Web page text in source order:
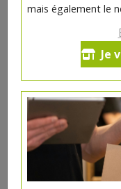
mais également le
Je
Ce produit est
DANS LA